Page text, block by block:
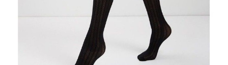
Ten produkt nie ma pytań Możesz zadać pytanie, klikając przycisk